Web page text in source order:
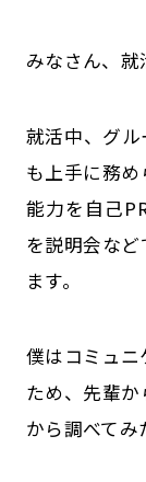
みなさん、就
就活中、グ
も上手に務
能力を自己
を説明会な
ます。
僕はコミュ
ため、先輩
から調べてみ